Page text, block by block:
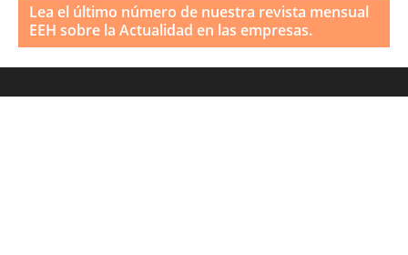
Lea el último número de nuestra revista mensual
EEH sobre la Actualidad en las empresas.